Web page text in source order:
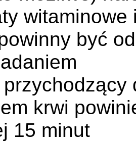
być
krwi
15 minut